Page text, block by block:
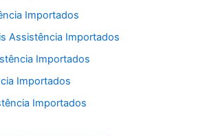
Importados
Assistência Importados
Importados
Importados
Importados